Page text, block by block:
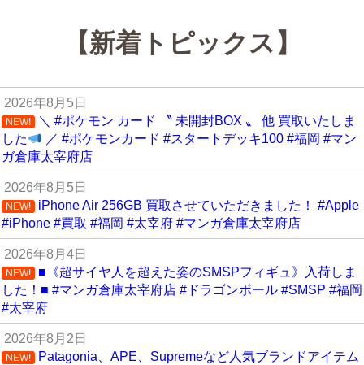
【新着トピックス】
2026年8月5日
NEW!
＼ #ポケモン カード 〝 未開封BOX 〟 他 買取いたしま
した
／ #ポケモンカード #スタートデッキ100 #福岡 #マン
ガ倉庫太宰府店
2026年8月5日
NEW!
iPhone Air 256GB 買取させていただきました！ #Apple
#iPhone #買取 #福岡 #太宰府 #マンガ倉庫太宰府店
2026年8月4日
NEW!
■《超サイヤ人を超えた姿のSMSPフィギュ》入荷しま
した！■ #マンガ倉庫太宰府店 #ドラゴンボール #SMSP #福岡
#太宰府
2026年8月2日
NEW!
Patagonia、APE、Supremeなど人気ブランドアイテム